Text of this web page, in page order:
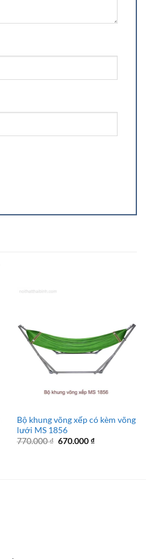
Bộ khung võng xếp có kèm võng
lưới MS 1856
770.000₫ Giá
670.000₫Giá